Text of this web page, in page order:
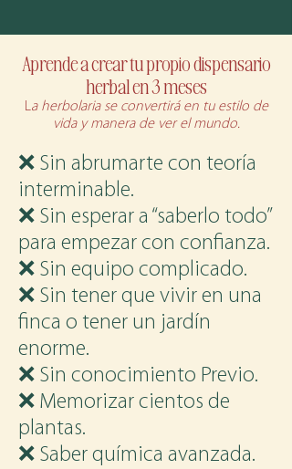
Aprende a crear tu propio dispensario
herbal en 3 meses
La herbolaria se convertirá en tu estilo de
vida y manera de ver el mundo.
❌ Sin abrumarte con teoría
interminable.
❌ Sin esperar a “saberlo todo”
para empezar con confianza.
❌ Sin equipo complicado.
❌ Sin tener que vivir en una
finca o tener un jardín
enorme.
❌ Sin conocimiento Previo.
❌ Memorizar cientos de
plantas.
❌ Saber química avanzada.